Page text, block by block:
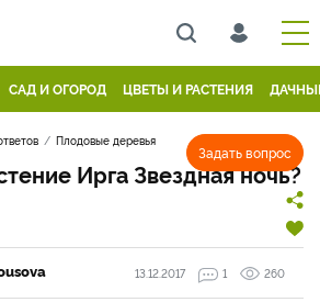
САД И ОГОРОД ЦВЕТЫ И РАСТЕНИЯ
Задать вопрос
Плодовые деревья
Ирга Звездная ночь?
13.12.2017 1 260